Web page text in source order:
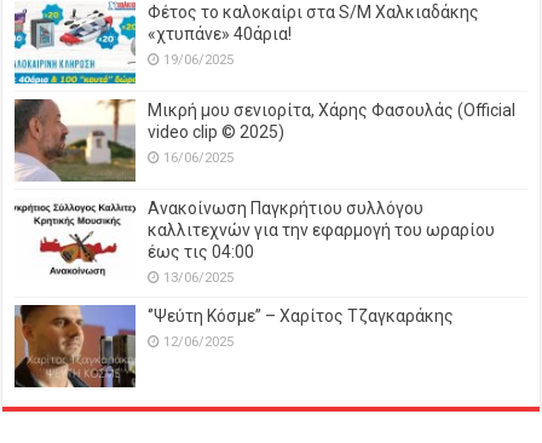
Φέτος το καλοκαίρι στα S/M Χαλκιαδάκης
«χτυπάνε» 40άρια!
19/06/2025
Μικρή μου σενιορίτα, Χάρης Φασουλάς (Official
video clip © 2025)
16/06/2025
Ανακοίνωση Παγκρήτιου συλλόγου
καλλιτεχνών για την εφαρμογή του ωραρίου
έως τις 04:00
13/06/2025
‘’Ψεύτη Κόσμε’’ – Χαρίτος Τζαγκαράκης
12/06/2025